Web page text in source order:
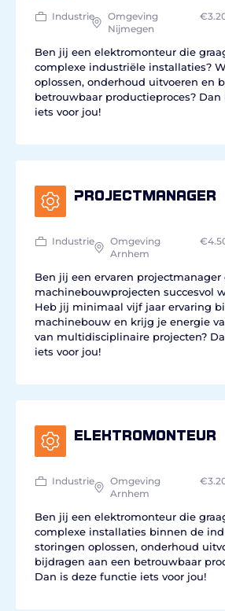
Industrie
Omgeving
Nijmegen
Ben jij een elektromonteur die
complexe industriële installaties?
oplossen, onderhoud uitvoeren en
betrouwbaar productieproces?
iets voor jou!
Projectmanager
Industrie
Omgeving
Arnhem
Ben jij een ervaren projectmanager
machinebouwprojecten succesvol
Heb jij minimaal vijf jaar ervaring
machinebouw en krijg je energie
van multidisciplinaire projecten?
iets voor jou!
Elektromonteur
Industrie
Omgeving
Arnhem
Ben jij een elektromonteur die
complexe installaties binnen de
storingen oplossen, onderhoud
bijdragen aan een betrouwbaar
Dan is deze functie iets voor jou!